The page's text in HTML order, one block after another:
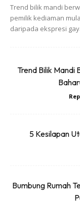
Trend bilik mandi
pemilik kediaman
daripada ekspresi
Trend Bilik Mandi
5 Kesilapan
Bumbung Rumah